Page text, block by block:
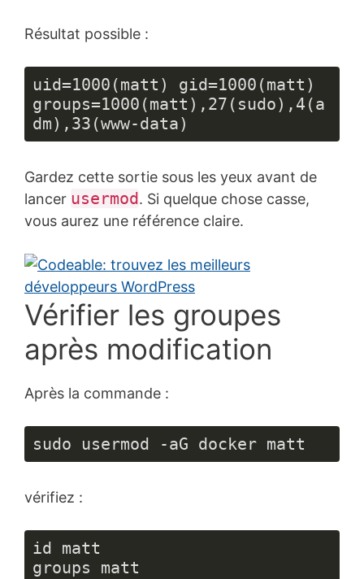
Résultat possible :
uid=1000(matt) gid=1000(matt)
groups=1000(matt),27(sudo),4(a
dm),33(www-data)
Gardez cette sortie sous les yeux avant de
lancer usermod. Si quelque chose casse,
vous aurez une référence claire.
Vérifier les groupes
après modification
Après la commande :
sudo usermod -aG docker matt
vérifiez :
id matt
groups matt